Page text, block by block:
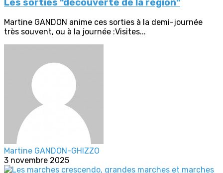
Les sorties "découverte de la région"
Martine GANDON anime ces sorties à la demi-journée
très souvent, ou à la journée :Visites...
Martine GANDON-GHIZZO
3 novembre 2025